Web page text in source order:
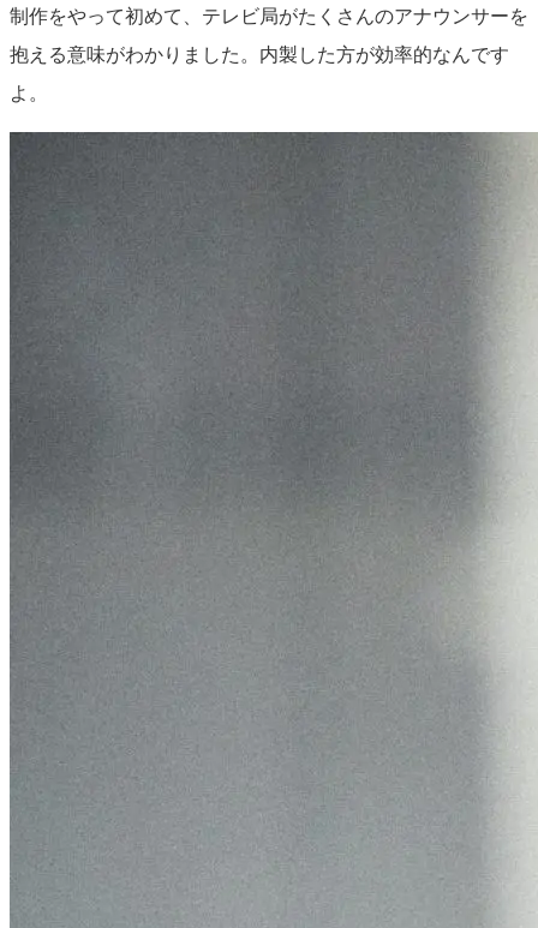
制作をやって初めて、テレビ局がたくさんのアナウンサーを
抱える意味がわかりました。内製した方が効率的なんです
よ。